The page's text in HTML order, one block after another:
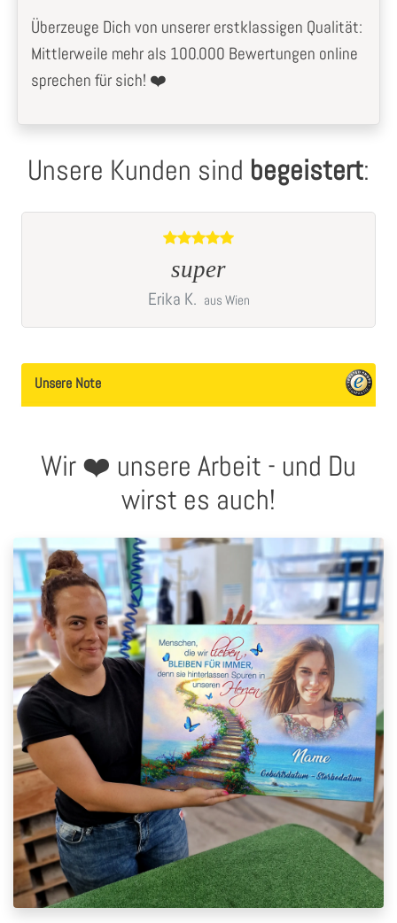
Überzeuge Dich von unserer erstklassigen Qualität:
Mittlerweile mehr als 100.000 Bewertungen online
sprechen für sich! ❤️
Unsere Kunden sind begeistert:
super
Erika K. aus Wien
Unsere Note
Wir ❤️ unsere Arbeit - und Du
wirst es auch!